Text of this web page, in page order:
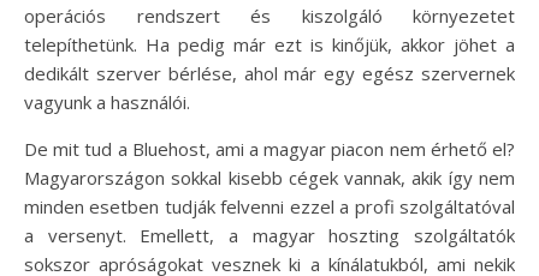
operációs rendszert és kiszolgáló környezetet
telepíthetünk. Ha pedig már ezt is kinőjük, akkor jöhet a
dedikált szerver bérlése, ahol már egy egész szervernek
vagyunk a használói.
De mit tud a Bluehost, ami a magyar piacon nem érhető el?
Magyarországon sokkal kisebb cégek vannak, akik így nem
minden esetben tudják felvenni ezzel a profi szolgáltatóval
a versenyt. Emellett, a magyar hoszting szolgáltatók
sokszor apróságokat vesznek ki a kínálatukból, ami nekik